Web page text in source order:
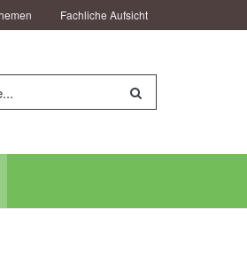
Fachliche Aufsicht